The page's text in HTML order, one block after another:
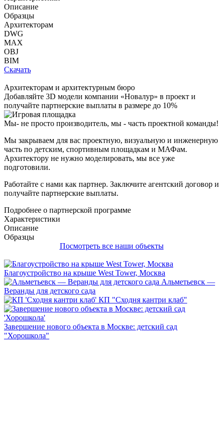
Описание
Образцы
Архитекторам
DWG
MAX
OBJ
BIM
Скачать
Архитекторам и архитектурным бюро
Добавляйте 3D модели компании «Новалур» в проект и
получайте партнерские выплаты в размере до 10%
Мы- не просто производитель, мы - часть проектной команды!
Мы закрываем для вас проектную, визуальную и инженерную
часть по детским, спортивным площадкам и МАФам.
Архитектору не нужно моделировать, мы все уже
подготовили.
Работайте с нами как партнер. Заключите агентский договор и
получайте партнерские выплаты.
Подробнее о партнерской программе
Характеристики
Описание
Образцы
Посмотреть все наши объекты
Благоустройство на крыше West Tower, Москва
Альметьевск —
Веранды для детского сада
КП "Сходня кантри клаб"
Завершение нового объекта в Москве: детский сад
"Хорошкола"